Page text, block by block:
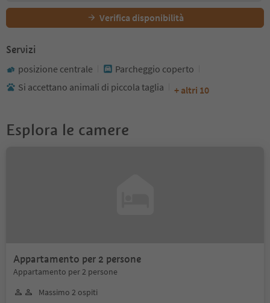
Verifica disponibilità
Servizi
posizione centrale
Parcheggio coperto
Si accettano animali di piccola taglia
+ altri 10
Esplora le camere
Appartamento per 2 persone
Appartamento per 2 persone
Massimo 2 ospiti